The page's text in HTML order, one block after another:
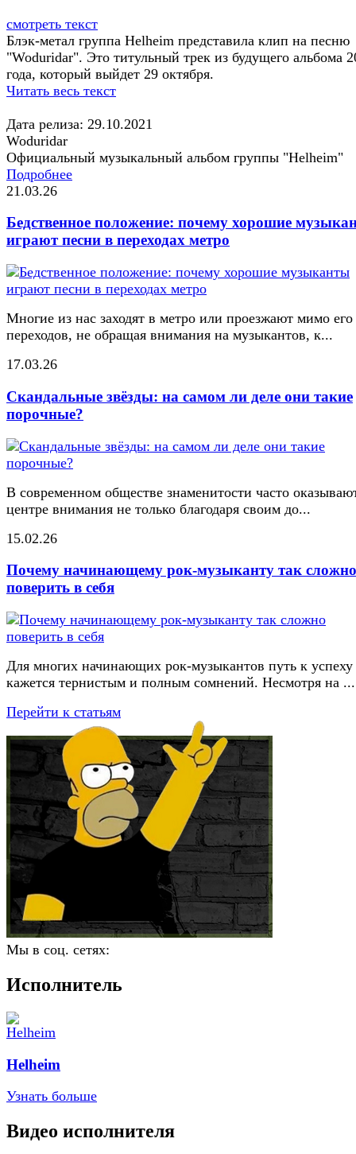
смотреть текст
Блэк-метал группа Helheim представила клип на песню
"Woduridar". Это титульный трек из будущего альбома
года, который выйдет 29 октября.
Читать весь текст
Дата релиза: 29.10.2021
Woduridar
Официальный музыкальный альбом группы "Helheim"
Подробнее
21.03.26
Бедственное положение: почему хорошие
играют песни в переходах метро
Многие из нас заходят в метро или проезжают мимо его
переходов, не обращая внимания на музыкантов, к...
17.03.26
Скандальные звёзды: на самом ли деле они такие
порочные?
В современном обществе знаменитости часто
центре внимания не только благодаря своим до...
15.02.26
Почему начинающему рок-музыканту так сложно
поверить в себя
Для многих начинающих рок-музыкантов путь к успеху
кажется тернистым и полным сомнений. Несмотря на ...
Перейти к статьям
Мы в соц. сетях:
Исполнитель
Helheim
Узнать больше
Видео исполнителя